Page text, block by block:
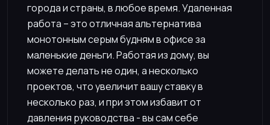
города и страны, в любое время. Удаленная
работа – это отличная альтернатива
монотонным серым будням в офисе за
маленькие деньги. Работая из дому, вы
можете делать не один, а несколько
проектов, что увеличит вашу ставку в
несколько раз, и при этом избавит от
давления руководства - вы сам себе